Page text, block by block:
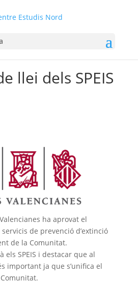
llei dels SPEIS
ha aprovat el
de prevenció d’extinció
de la Comunitat.
els SPEIS i destacar que al
important ja que s’unifica el